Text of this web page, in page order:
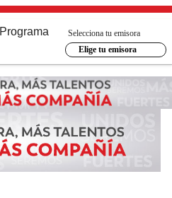
Programa
Selecciona tu emisora
Elige tu emisora